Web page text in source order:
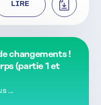
LIRE
changements !
(partie 1 et
...